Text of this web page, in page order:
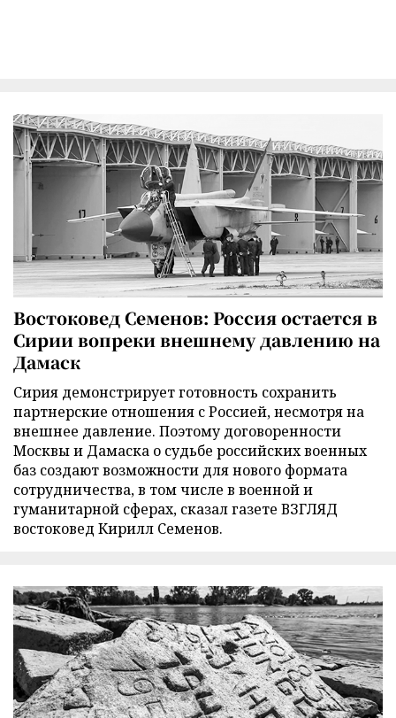
Востоковед Семенов: Россия остается в
Сирии вопреки внешнему давлению на
Дамаск
Сирия демонстрирует готовность сохранить
партнерские отношения с Россией, несмотря на
внешнее давление. Поэтому договоренности
Москвы и Дамаска о судьбе российских военных
баз создают возможности для нового формата
сотрудничества, в том числе в военной и
гуманитарной сферах, сказал газете ВЗГЛЯД
востоковед Кирилл Семенов.